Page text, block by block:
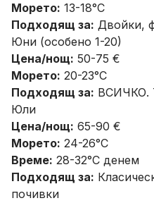
Морето: 13-18°C
Подходящ за: Двойки,
Юни (особено 1-20)
Цена/нощ: 50-75 €
Морето: 20-23°C
Подходящ за: ВСИЧКО.
Юли
Цена/нощ: 65-90 €
Морето: 24-26°C
Време: 28-32°C денем
Подходящ за:
почивки